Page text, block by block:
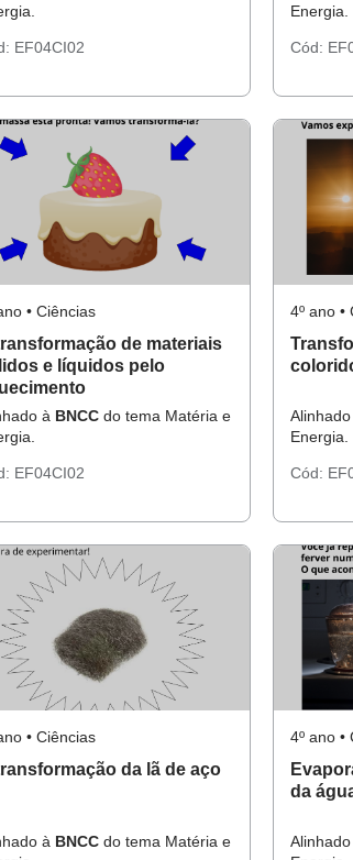
EF04CI02
Energia.
Cód:
• Ciências
de materiais
e líquidos pelo
à BNCC do tema Matéria e
EF04CI02
4º ano •
Alinhado
Energia.
Cód:
• Ciências
da lã de aço
à BNCC do tema Matéria e
4º ano •
da
Alinhado